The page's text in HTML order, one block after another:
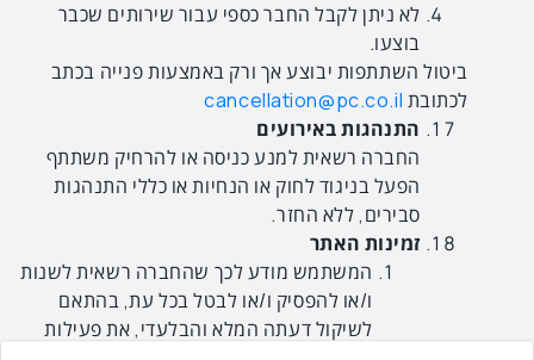
לא ניתן לקבל החבר כספי עבור שירותים שכבר
בוצעו.
ביטול השתתפות יבוצע אך ורק באמצעות פנייה בכתב
לכתובת cancellation@pc.co.il
התנהגות באירועים
החברה רשאית למנע כניסה או להרחיק משתתף
הפעל בניגוד לחוק או הנחיות או כללי התנהגות
סבירים, ללא החזר.
זמינות האתר
המשתמש מודע לכך שהחברה רשאית לשנות
ו/או להפסיק ו/או לבטל בכל עת, בהתאם
לשיקול דעתה המלא והבלעדי, את פעילות